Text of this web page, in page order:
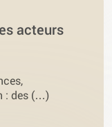
acteurs
: des (…)